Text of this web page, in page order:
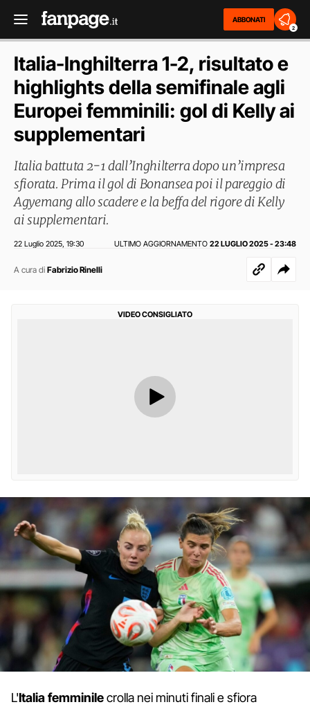
ABBONATI
2
Italia-Inghilterra 1-2, risultato e
highlights della semifinale agli
Europei femminili: gol di Kelly ai
supplementari
Italia battuta 2-1 dall’Inghilterra dopo un’impresa
sfiorata. Prima il gol di Bonansea poi il pareggio di
Agyemang allo scadere e la beffa del rigore di Kelly
ai supplementari.
22 Luglio 2025 19:30 ULTIMO AGGIORNAMENTO 22 LUGLIO 2025 - 23:48
A cura di Fabrizio Rinelli
VIDEO CONSIGLIATO
L'Italia femminilecrolla nei minuti finali e sfiora